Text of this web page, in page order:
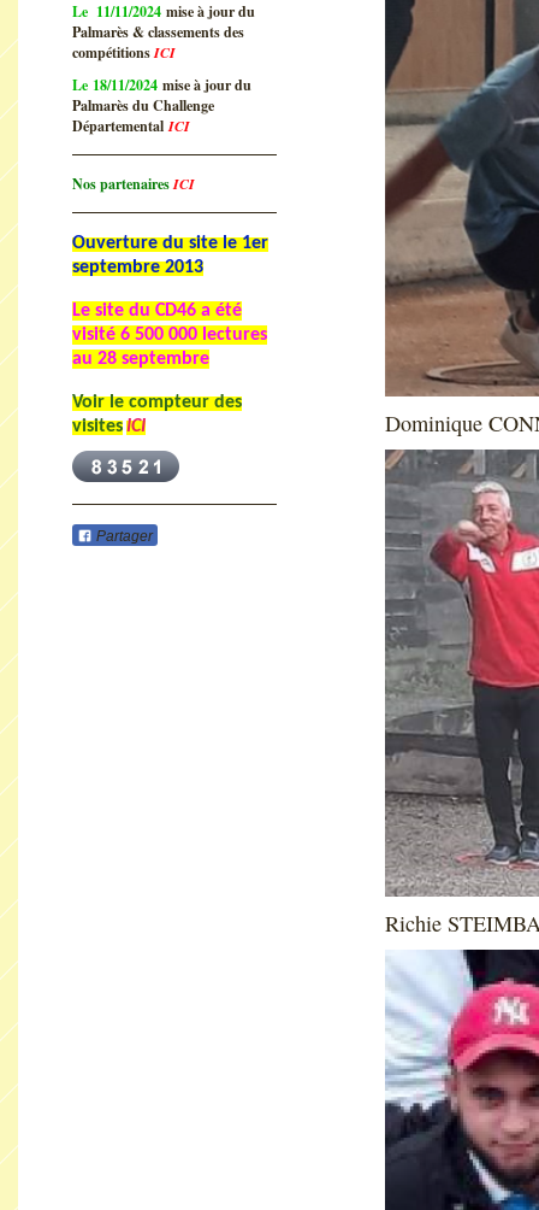
Le 11/11/2024 mise à jour du
Palmarès & classements des
compétitionsICI
Le 18/11/2024 mise à jour du
Palmarès du Challenge
DépartementalICI
Nos partenairesICI
Ouverture du site le 1er
septembre 2013
Le site du CD46 a été
visité 6 500 000 lectures
au 28 septembre
Voir le compteur des
visitesICI
Partager
Dominique
Richie